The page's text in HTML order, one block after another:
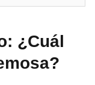
¿Cuál